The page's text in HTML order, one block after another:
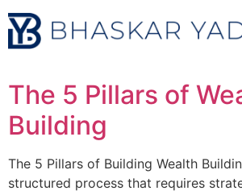
The 5 Pillars of
Building
The 5 Pillars of Building Wealth
structured process that requires